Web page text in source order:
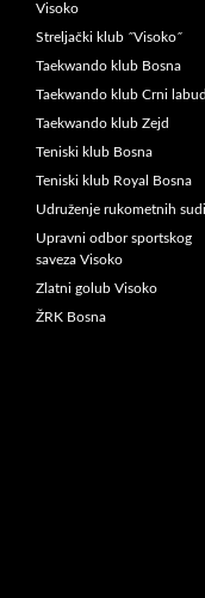
Visoko
Streljački klub ˝Visoko˝
Taekwando klub Bosna
Taekwando klub Crni
Taekwando klub Zejd
Teniski klub Bosna
Teniski klub Royal Bosna
Udruženje rukometnih
Upravni odbor sportskog
saveza Visoko
Zlatni golub Visoko
ŽRK Bosna